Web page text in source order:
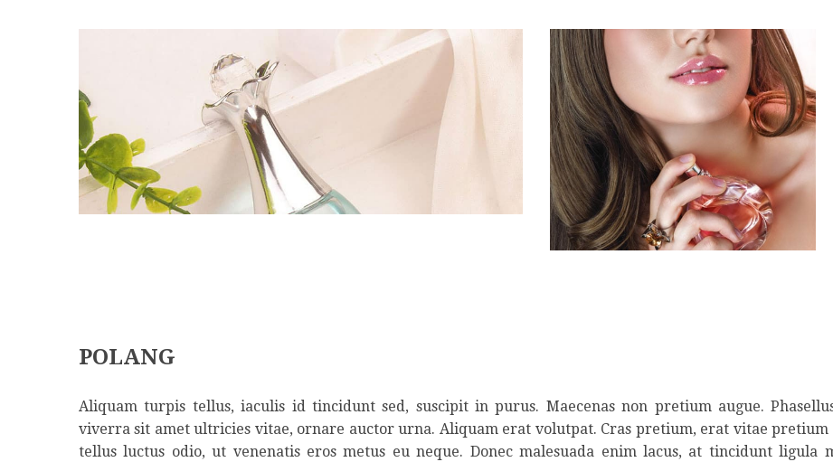
POLANG
Aliquam turpis tellus, iaculis id tincidunt sed, suscipit in purus. Maecenas non pretium augue.
viverra sit amet ultricies vitae, ornare auctor urna. Aliquam erat volutpat. Cras pretium, erat vitae pretium
tellus luctus odio, ut venenatis eros metus eu neque. Donec malesuada enim lacus, at tincidunt ligula